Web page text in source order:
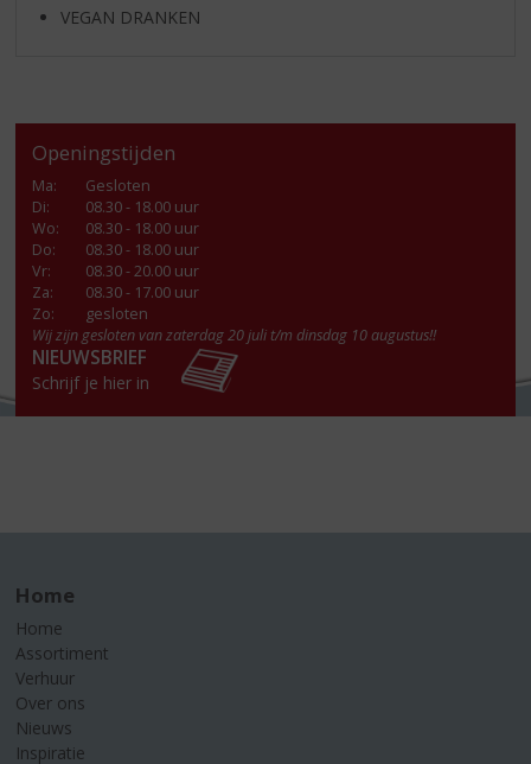
VEGAN DRANKEN
Openingstijden
Ma:
Gesloten
Di:
08.30 - 18.00 uur
Wo:
08.30 - 18.00 uur
Do:
08.30 - 18.00 uur
Vr:
08.30 - 20.00 uur
Za:
08.30 - 17.00 uur
Zo:
gesloten
Wij zijn gesloten van zaterdag 20 juli t/m dinsdag 10 augustus!!
NIEUWSBRIEF
Schrijf je hier in
Home
Home
Assortiment
Verhuur
Over ons
Nieuws
Inspiratie